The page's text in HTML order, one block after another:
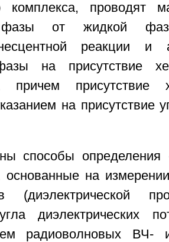
комплекса, проводят
от жидкой
реакции и
на присутствие
причем присутствие
на присутствие
способы определения
основанные на
(диэлектрической
диэлектрических
радиоволновых ВЧ-